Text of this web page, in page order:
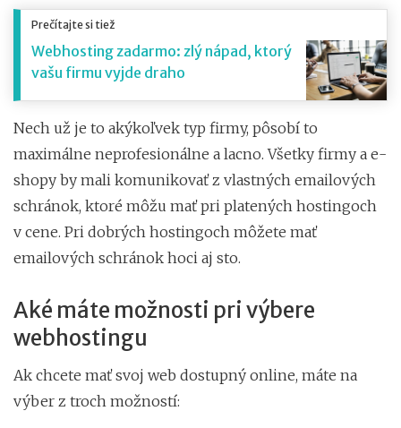
Prečítajte si tiež
Webhosting zadarmo: zlý nápad, ktorý
vašu firmu vyjde draho
Nech už je to akýkoľvek typ firmy, pôsobí to
maximálne neprofesionálne a lacno. Všetky firmy a e-
shopy by mali komunikovať z vlastných emailových
schránok, ktoré môžu mať pri platených hostingoch
v cene. Pri dobrých hostingoch môžete mať
emailových schránok hoci aj sto.
Aké máte možnosti pri výbere
webhostingu
Ak chcete mať svoj web dostupný online, máte na
výber z troch možností: